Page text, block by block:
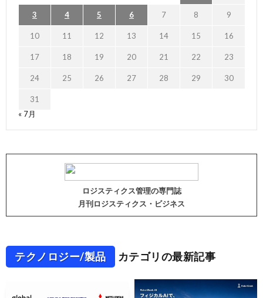
3 4 5 6 7 8 9
10 11 12 13 14 15 16
17 18 19 20 21 22 23
24 25 26 27 28 29 30
31
« 7月
ロジスティクス管理の専門誌
月刊ロジスティクス・ビジネス
テクノロジー/製品 カテゴリの最新記事